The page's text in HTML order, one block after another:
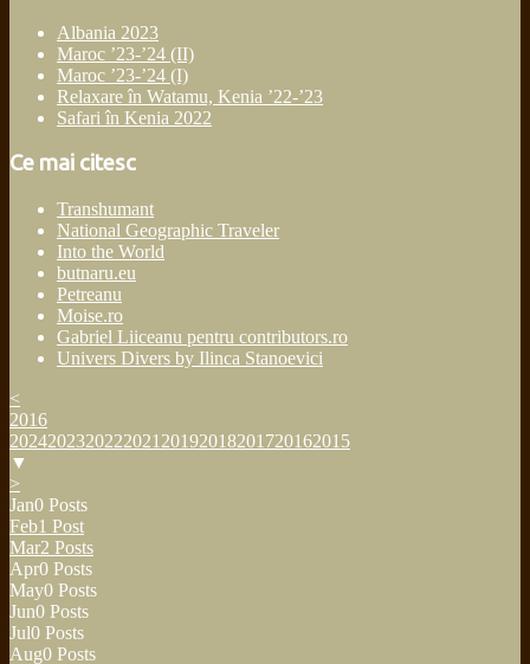
Albania 2023
Maroc ’23-’24 (II)
Maroc ’23-’24 (I)
Relaxare în Watamu, Kenia ’22-’23
Safari în Kenia 2022
Ce mai citesc
Transhumant
National Geographic Traveler
Into the World
butnaru.eu
Petreanu
Moise.ro
Gabriel Liiceanu pentru contributors.ro
Univers Divers by Ilinca Stanoevici
<
2016
2024202320222021 20192018201720162015
▼
>
Jan0 Posts
Feb1 Post
Mar2 Posts
Apr0 Posts
May0 Posts
Jun0 Posts
Jul0 Posts
Aug0 Posts